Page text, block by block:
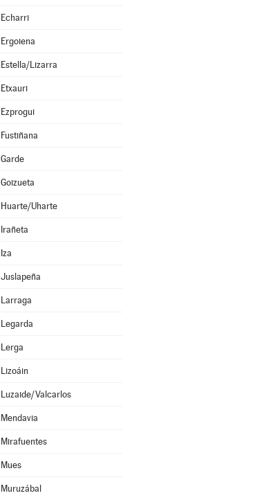
Echarri
Ergoiena
Estella/Lizarra
Etxauri
Ezprogui
Fustiñana
Garde
Goizueta
Huarte/Uharte
Irañeta
Iza
Juslapeña
Larraga
Legarda
Lerga
Lizoáin
Luzaide/Valcarlos
Mendavia
Mirafuentes
Mues
Muruzábal